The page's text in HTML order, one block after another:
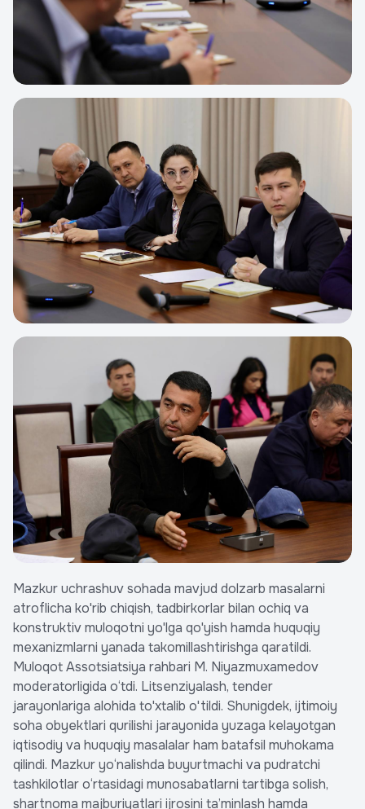
Mazkur uchrashuv sohada mavjud dolzarb masalarni
atroflicha ko'rib chiqish, tadbirkorlar bilan ochiq va
konstruktiv muloqotni yo'lga qo'yish hamda huquqiy
mexanizmlarni yanada takomillashtirishga qaratildi.
Muloqot Assotsiatsiya rahbari M. Niyazmuxamedov
moderatorligida o‘tdi. Litsenziyalash, tender
jarayonlariga alohida to'xtalib o'tildi. Shunigdek, ijtimoiy
soha obyektlari qurilishi jarayonida yuzaga kelayotgan
iqtisodiy va huquqiy masalalar ham batafsil muhokama
qilindi. Mazkur yo‘nalishda buyurtmachi va pudratchi
tashkilotlar o‘rtasidagi munosabatlarni tartibga solish,
shartnoma majburiyatlari ijrosini ta’minlash hamda